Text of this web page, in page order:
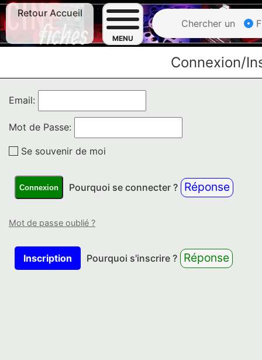
Retour Accueil
MENU
Chercher un
Connexion/
Email:
Mot de Passe:
Se souvenir de moi
Connexion Pourquoi se connecter ? Réponse
Mot de passe oublié ?
Inscription Pourquoi s'inscrire ? Réponse